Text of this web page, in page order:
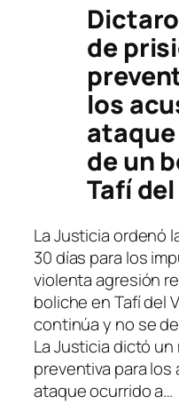
de
los
ataque
de un
Tafí
La Justicia ordenó
30 días para los
violenta agresión
boliche en Tafí del
continúa y no se
La Justicia dictó
preventiva para
ataque ocurrido a…